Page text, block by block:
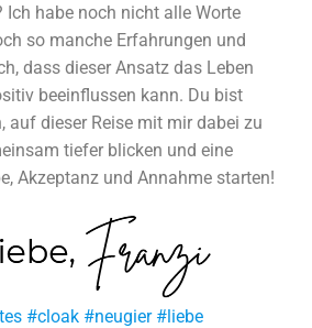
Ich habe noch nicht alle Worte
so manche Erfahrungen und
dass dieser Ansatz das Leben
beeinflussen kann. Du bist
auf dieser Reise mit mir dabei zu
tiefer blicken und eine
Akzeptanz und Annahme starten!
#cloak #neugier #liebe